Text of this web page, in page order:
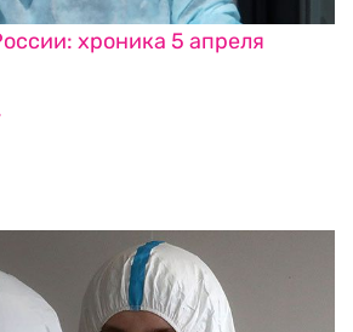
хроника 5 апреля